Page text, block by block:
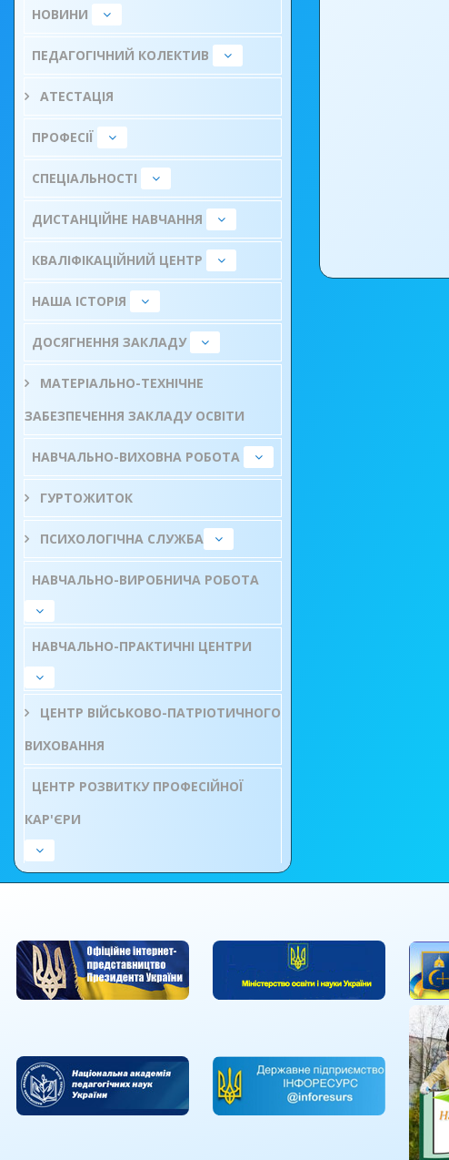
НОВИНИ
ПЕДАГОГІЧНИЙ КОЛЕКТИВ
АТЕСТАЦІЯ
ПРОФЕСІЇ
СПЕЦІАЛЬНОСТІ
ДИСТАНЦІЙНЕ НАВЧАННЯ
КВАЛІФІКАЦІЙНИЙ ЦЕНТР
НАША ІСТОРІЯ
ДОСЯГНЕННЯ ЗАКЛАДУ
МАТЕРІАЛЬНО-ТЕХНІЧНЕ
ЗАБЕЗПЕЧЕННЯ ЗАКЛАДУ ОСВІТИ
НАВЧАЛЬНО-ВИХОВНА РОБОТА
ГУРТОЖИТОК
ПСИХОЛОГІЧНА СЛУЖБА
НАВЧАЛЬНО-ВИРОБНИЧА РОБОТА
НАВЧАЛЬНО-ПРАКТИЧНІ ЦЕНТРИ
ЦЕНТР ВІЙСЬКОВО-ПАТРІОТИЧНОГО
ВИХОВАННЯ
ЦЕНТР РОЗВИТКУ ПРОФЕСІЙНОЇ
КАР'ЄРИ